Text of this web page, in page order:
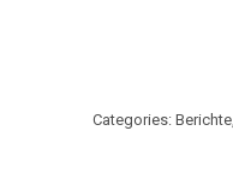
Categories: Berichte